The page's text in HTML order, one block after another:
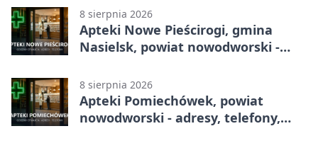
8 sierpnia 2026
Apteki Nowe Pieścirogi, gmina
Nasielsk, powiat nowodworski -
8 sierpnia 2026
Apteki Pomiechówek, powiat
nowodworski - adresy, telefony,